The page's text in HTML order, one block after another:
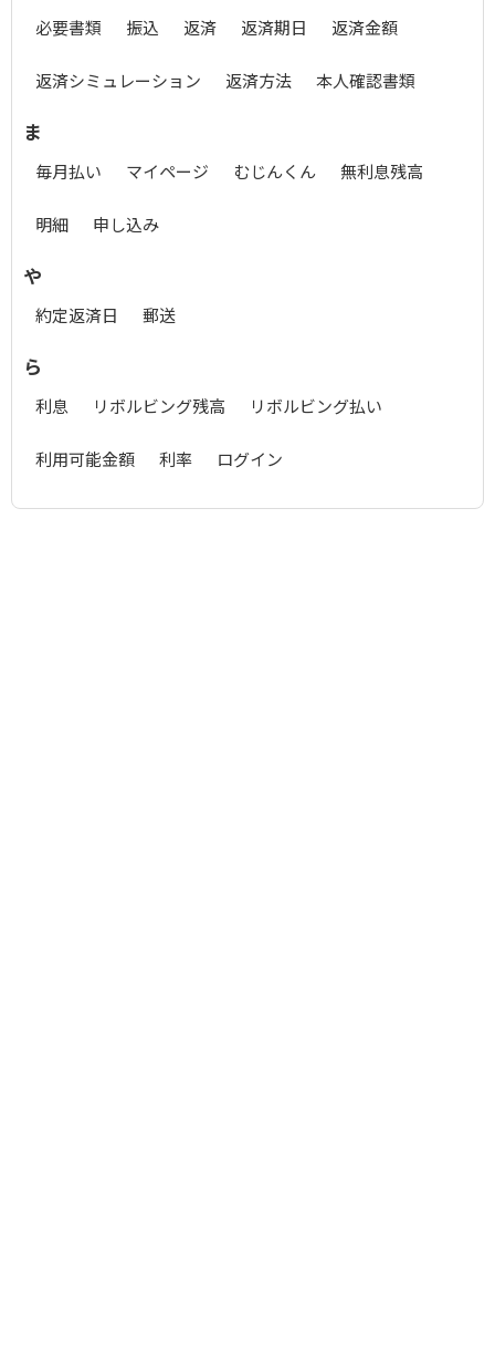
必要書類 振込 返済 返済期日 返済金額
返済シミュレーション 返済方法 本人確認書類
ま
毎月払い マイページ むじんくん 無利息残高
明細 申し込み
や
約定返済日 郵送
ら
利息 リボルビング残高 リボルビング払い
利用可能金額 利率 ログイン